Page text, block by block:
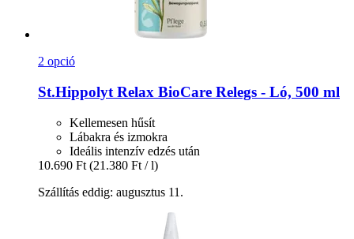
2 opció
St.Hippolyt Relax BioCare Relegs -​ Ló, 500 ml
Kellemesen hűsít
Lábakra és izmokra
Ideális intenzív edzés után
10.690 Ft (21.380 Ft / l)
Szállítás eddig: augusztus 11.